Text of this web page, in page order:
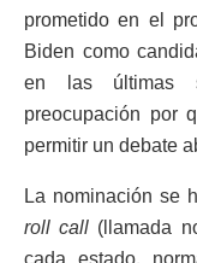
prometido en el
Biden como
en las últimas
preocupación por
permitir un debate
La nominación se
roll call (llamada
cada estado,